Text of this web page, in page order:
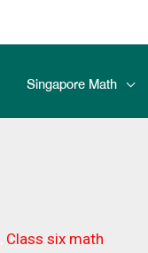
Singapore Math
Class six math